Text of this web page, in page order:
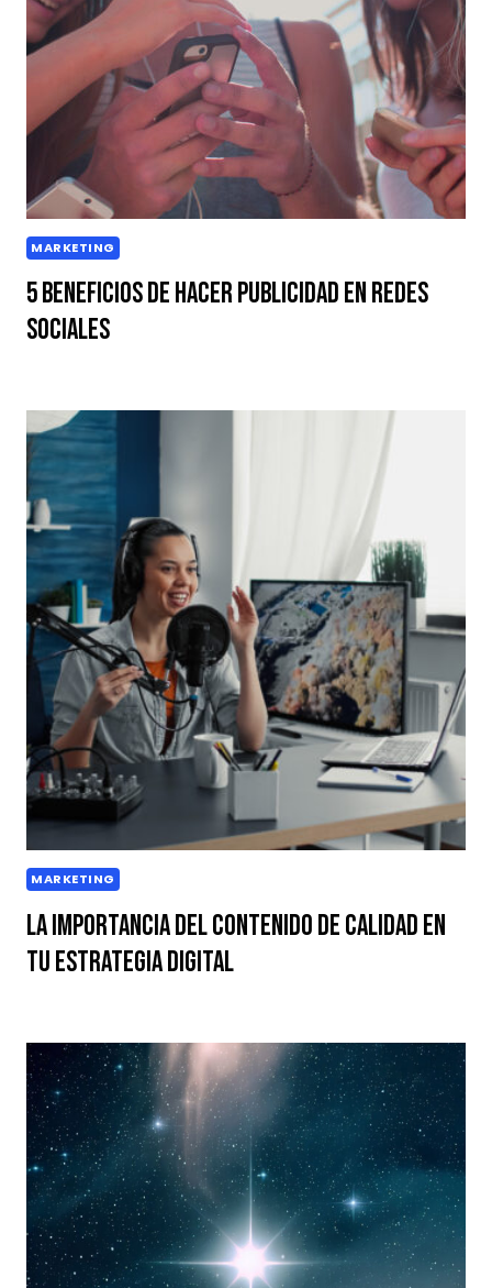
MARKETING
5 Beneficios de hacer Publicidad en Redes
Sociales
MARKETING
La Importancia del Contenido de Calidad en
tu Estrategia Digital